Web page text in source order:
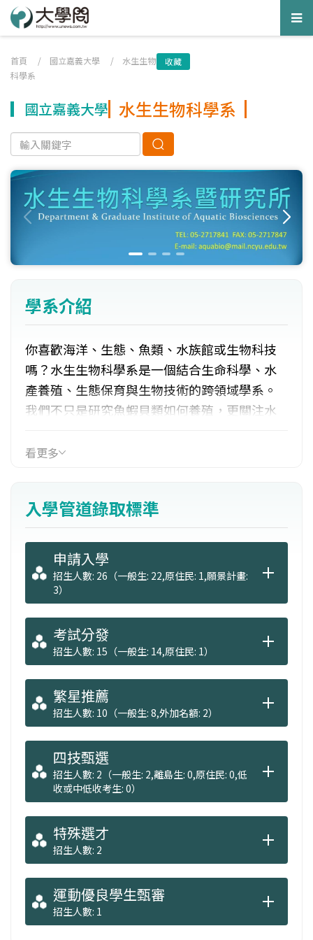
首頁 / 國立嘉義大學 / 水生生物
科學系
收藏
國立嘉義大學 水生生物科學系
學系介紹
你喜歡海洋、生態、魚類、水族館或生物科技
嗎？水生生物科學系是一個結合生命科學、水
產養殖、生態保育與生物技術的跨領域學系。
我們不只是研究魚蝦貝類如何養殖，更關注水
水產產業的永續發展。
實習及專題研究，培養具備科學素養、實務能
力與創新思維的專業人才，成為未來水產產
業、生物科技及環境保育的重要推手。
看更多
入學管道錄取標準
申請入學
招生人數: 26（一般生: 22,原住民: 1,願景計畫:
3）
考試分發
招生人數: 15（一般生: 14,原住民: 1）
繁星推薦
招生人數: 10（一般生: 8,外加名額: 2）
四技甄選
招生人數: 2（一般生: 2,離島生: 0,原住民: 0,低
收或中低收考生: 0）
特殊選才
招生人數: 2
運動優良學生甄審
招生人數: 1